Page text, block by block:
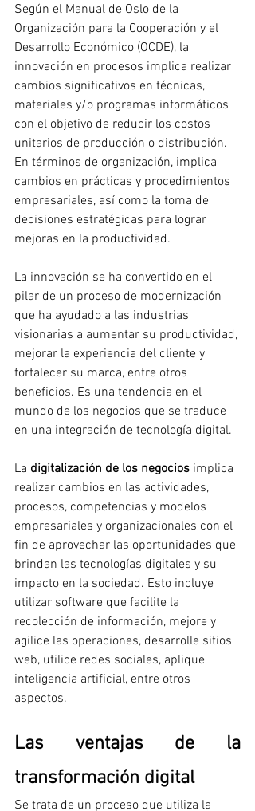
Según el Manual de Oslo de la
Organización para la Cooperación y el
Desarrollo Económico (OCDE), la
innovación en procesos implica realizar
cambios significativos en técnicas,
materiales y/o programas informáticos
con el objetivo de reducir los costos
unitarios de producción o distribución.
En términos de organización, implica
cambios en prácticas y procedimientos
empresariales, así como la toma de
decisiones estratégicas para lograr
mejoras en la productividad.
La innovación se ha convertido en el
pilar de un proceso de modernización
que ha ayudado a las industrias
visionarias a aumentar su productividad,
mejorar la experiencia del cliente y
fortalecer su marca, entre otros
beneficios. Es una tendencia en el
mundo de los negocios que se traduce
en una integración de tecnología digital.
La digitalización de los negocios implica
realizar cambios en las actividades,
procesos, competencias y modelos
empresariales y organizacionales con el
fin de aprovechar las oportunidades que
brindan las tecnologías digitales y su
impacto en la sociedad. Esto incluye
utilizar software que facilite la
recolección de información, mejore y
agilice las operaciones, desarrolle sitios
web, utilice redes sociales, aplique
inteligencia artificial, entre otros
aspectos.
Las ventajas de la
transformación digital
Se trata de un proceso que utiliza la